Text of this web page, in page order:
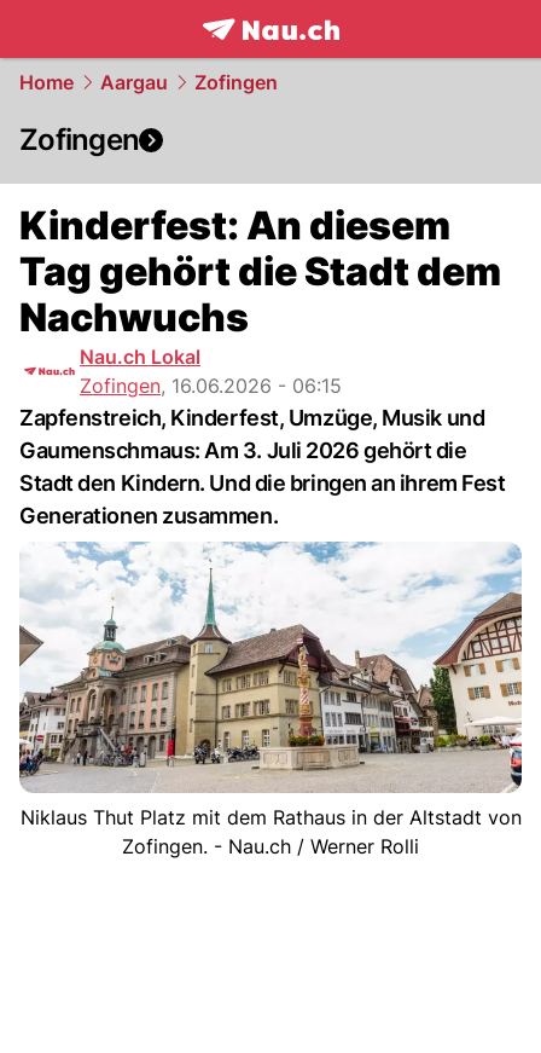
frontpage.NAU.ch
Home Aargau Zofingen
Zofingen
Kinderfest: An diesem
Tag gehört die Stadt dem
Nachwuchs
Nau.ch Lokal
Zofingen, 16.06.2026 - 06:15
Zapfenstreich, Kinderfest, Umzüge, Musik und
Gaumenschmaus: Am 3. Juli 2026 gehört die
Stadt den Kindern. Und die bringen an ihrem Fest
Generationen zusammen.
Niklaus Thut Platz mit dem Rathaus in der Altstadt von
Zofingen. - Nau.ch / Werner Rolli